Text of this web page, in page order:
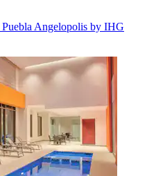
Angelopolis by IHG